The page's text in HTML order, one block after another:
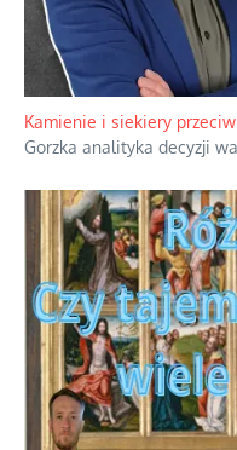
Familijny spór o biskupie
Rodzinna polemika wokół